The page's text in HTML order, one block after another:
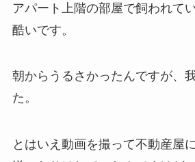
アパート上階の部屋で飼われて
酷いです。
朝からうるさかったんですが、
た。
とはいえ動画を撮って不動産屋